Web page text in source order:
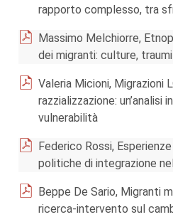
rapporto complesso, tra
Massimo Melchiorre,
dei migranti: culture,
Valeria Micioni, Migrazioni
razzializzazione:
vulnerabilità
Federico Rossi,
politiche di integrazione
Beppe De Sario, Migranti
ricerca-intervento sul